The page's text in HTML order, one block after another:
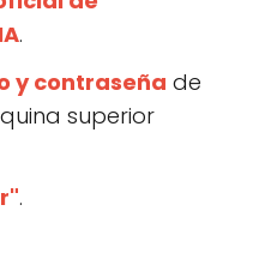
.
y contraseña de
superior
.